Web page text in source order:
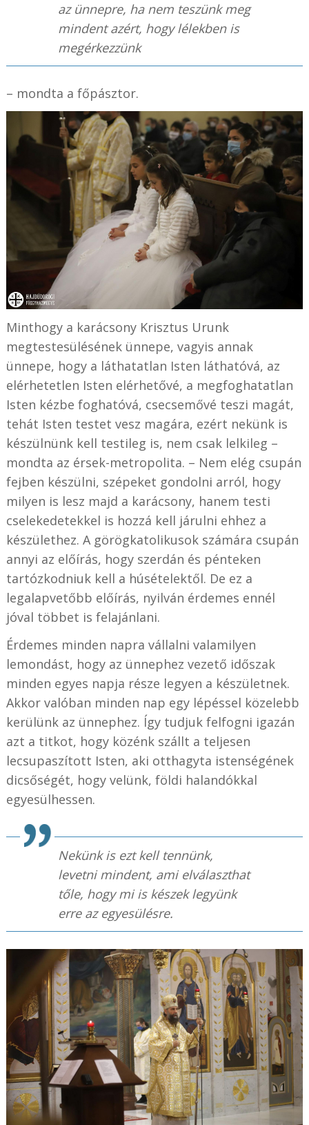
az ünnepre, ha nem teszünk meg
mindent azért, hogy lélekben is
megérkezzünk
– mondta a főpásztor.
Minthogy a karácsony Krisztus Urunk
megtestesülésének ünnepe, vagyis annak
ünnepe, hogy a láthatatlan Isten láthatóvá, az
elérhetetlen Isten elérhetővé, a megfoghatatlan
Isten kézbe foghatóvá, csecsemővé teszi magát,
tehát Isten testet vesz magára, ezért nekünk is
készülnünk kell testileg is, nem csak lelkileg –
mondta az érsek-metropolita. – Nem elég csupán
fejben készülni, szépeket gondolni arról, hogy
milyen is lesz majd a karácsony, hanem testi
cselekedetekkel is hozzá kell járulni ehhez a
készülethez. A görögkatolikusok számára csupán
annyi az előírás, hogy szerdán és pénteken
tartózkodniuk kell a húsételektől. De ez a
legalapvetőbb előírás, nyilván érdemes ennél
jóval többet is felajánlani.
Érdemes minden napra vállalni valamilyen
lemondást, hogy az ünnephez vezető időszak
minden egyes napja része legyen a készületnek.
Akkor valóban minden nap egy lépéssel közelebb
kerülünk az ünnephez. Így tudjuk felfogni igazán
azt a titkot, hogy közénk szállt a teljesen
lecsupaszított Isten, aki otthagyta istenségének
dicsőségét, hogy velünk, földi halandókkal
egyesülhessen.
Nekünk is ezt kell tennünk,
levetni mindent, ami elválaszthat
tőle, hogy mi is készek legyünk
erre az egyesülésre.